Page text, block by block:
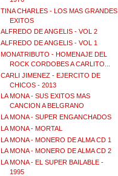
TINA CHARLES - LOS MAS GRANDES
EXITOS
ALFREDO DE ANGELIS - VOL 2
ALFREDO DE ANGELIS - VOL 1
MONATRIBUTO - HOMENAJE DEL
ROCK CORDOBES A CARLITO...
CARLI JIMENEZ - EJERCITO DE
CHICOS - 2013
LA MONA - SUS EXITOS MAS
CANCION A BELGRANO
LA MONA - SUPER ENGANCHADOS
LA MONA - MORTAL
LA MONA - MONERO DE ALMA CD 1
LA MONA - MONERO DE ALMA CD 2
LA MONA - EL SUPER BAILABLE -
1995